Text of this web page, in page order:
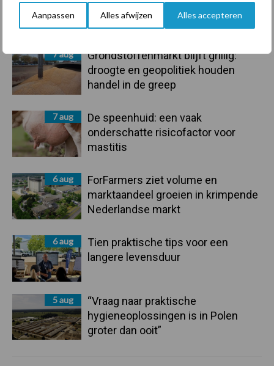
Aanpassen Alles afwijzen Alles accepteren
Primaire
Recent nieuws Partner nieuws
7 aug
Grondstoffenmarkt blijft grillig:
droogte en geopolitiek houden
handel in de greep
7 aug
De speenhuid: een vaak
onderschatte risicofactor voor
mastitis
6 aug
ForFarmers ziet volume en
marktaandeel groeien in krimpende
Nederlandse markt
6 aug
Tien praktische tips voor een
langere levensduur
5 aug
“Vraag naar praktische
hygieneoplossingen is in Polen
groter dan ooit”